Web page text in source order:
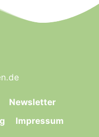
Newsletter
Impressum